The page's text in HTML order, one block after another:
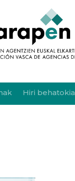
Hiri behatokia